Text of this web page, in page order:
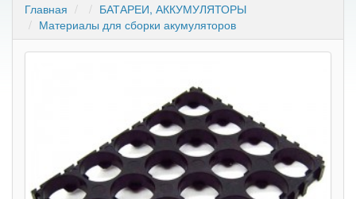
Главная
БАТАРЕИ, АККУМУЛЯТОРЫ
Материалы для сборки акумуляторов